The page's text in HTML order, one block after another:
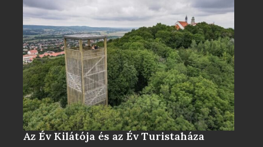
Az Év Kilátója és az Év Turistaháza